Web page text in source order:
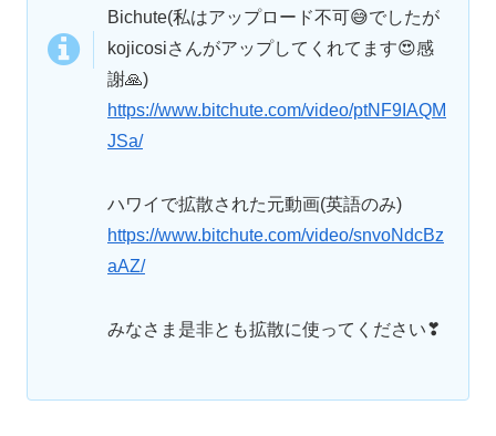
Bichute(私はアップロード不可😅でしたが
kojicosiさんがアップしてくれてます😍感
謝🙏)
https://www.bitchute.com/video/ptNF9IAQM
JSa/
ハワイで拡散された元動画(英語のみ)
https://www.bitchute.com/video/snvoNdcBz
aAZ/
みなさま是非とも拡散に使ってください❣